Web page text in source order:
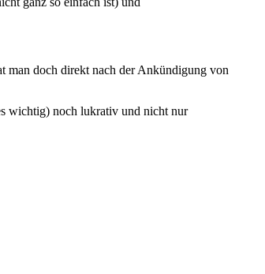
man doch direkt nach der Ankündigung von
wichtig) noch lukrativ und nicht nur